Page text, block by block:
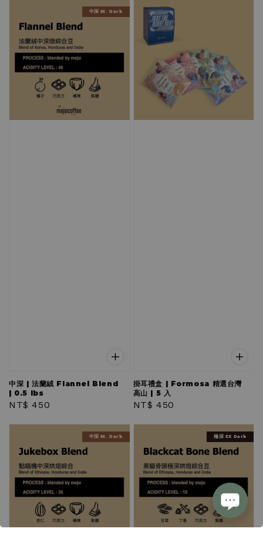
中深 M. Dark
中深 | 法蘭絨 Flannel Blend
| 0.5 lbs
Regular
NT$ 450
掛耳禮盒 | Formosa 精選台灣
高山 | 5 入
Regular
NT$ 450
中深 M. Dark 極深 EX Dark